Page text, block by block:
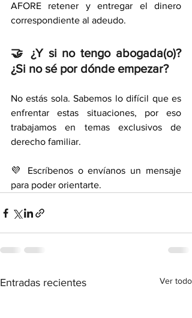
AFORE retener y entregar el dinero
correspondiente al adeudo.
🤝 ¿Y si no tengo abogada(o)?
¿Si no sé por dónde empezar?
No estás sola. Sabemos lo difícil que es
enfrentar estas situaciones, por eso
trabajamos en temas exclusivos de
derecho familiar.
💜 Escríbenos o envíanos un mensaje
para poder orientarte.
Entradas recientes Ver todo